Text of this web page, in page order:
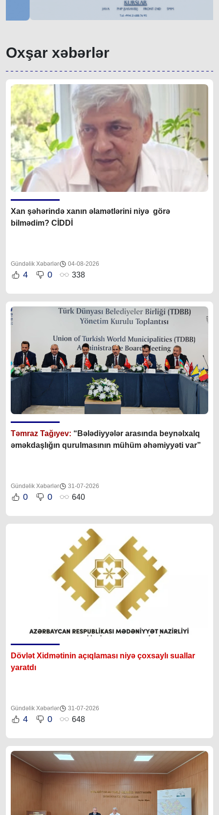
Oxşar xəbərlər
Xan şəhərində xanın əlamətlərini niyə görə
bilmədim? CİDDİ
Gündəlik Xəbərlər 04-08-2026
4 0 338
Təmraz Tağıyev: “Bələdiyyələr arasında beynəlxalq
əməkdaşlığın qurulmasının mühüm əhəmiyyəti var”
Gündəlik Xəbərlər 31-07-2026
0 0 640
Dövlət Xidmətinin açıqlaması niyə çoxsaylı suallar
yaratdı
Gündəlik Xəbərlər 31-07-2026
4 0 648